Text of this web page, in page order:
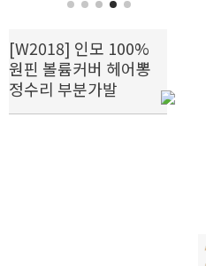
[W2018] 인모 100%
원핀 볼륨커버 헤어뽕
정수리 부분가발